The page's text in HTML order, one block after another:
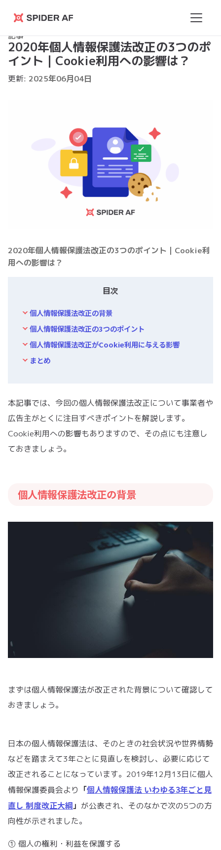
Spider
AF
記事
2020年個人情報保護法改正の3つのポ
イント｜Cookie利用への影響は？
更新: 2025年06月04日
2020年個人情報保護法改正の3つのポイント｜Cookie利
用への影響は？
目次
個人情報保護法改正の背景
個人情報保護法改正の3つのポイント
個人情報保護法改正がCookie利用に与える影響
まとめ
本記事では、今回の個人情報保護法改正について事業者や
広告主がとくに注目すべきポイントを解説します。
Cookie利用への影響もありますので、その点にも注意し
ておきましょう。
個人情報保護法改正の背景
まずは個人情報保護法が改正された背景について確認して
おきましょう。
日本の個人情報保護法は、そのときの社会状況や世界情勢
などを踏まえて3年ごとに見直しを検討し、必要に応じて
改正されることになっています。2019年12月13日に個人
情報保護委員会より 「個⼈情報保護法 いわゆる3年ごと見
直し 制度改正大綱」 が公表され、そのなかで次の5つの方
向性が示されました。
① 個人の権利・利益を保護する